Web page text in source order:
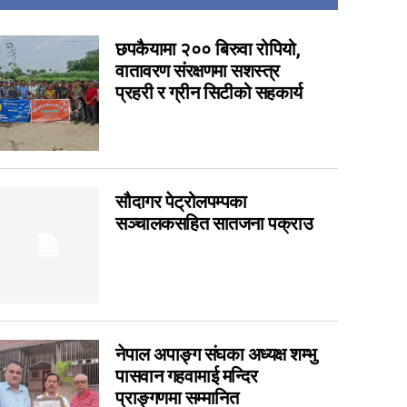
6
6
5
4
0
0
0
bidhut
छपकैयामा २०० बिरुवा रोपियो,
वातावरण संरक्षणमा सशस्त्र
प्रहरी र ग्रीन सिटीको सहकार्य
सौदागर पेट्रोलपम्पका
सञ्चालकसहित सातजना पक्राउ
नेपाल अपाङ्ग संघका अध्यक्ष शम्भु
पासवान गहवामाई मन्दिर
प्राङ्गणमा सम्मानित